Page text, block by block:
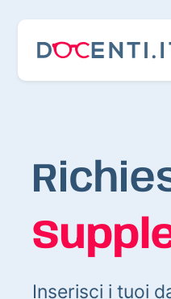
Inserisci i tuoi